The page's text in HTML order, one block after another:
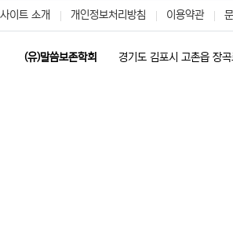
사이트 소개 개인정보처리방침 이용약관
(유)말씀보존학회 경기도 김포시 고촌읍 장